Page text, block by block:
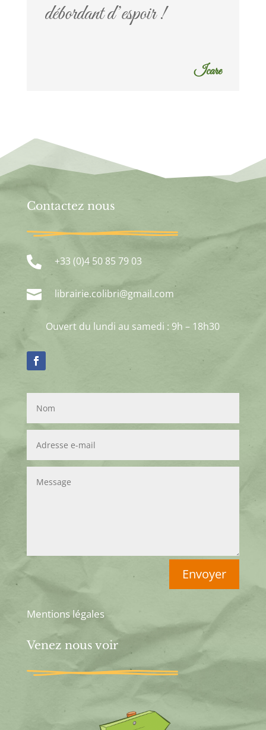
débordant d’espoir !
Icare
Contactez nous
 +33 (0)4 50 85 79 03
 librairie.colibri@gmail.com
Ouvert du lundi au samedi : 9h – 18h30
Envoyer
Mentions légales
Venez nous voir